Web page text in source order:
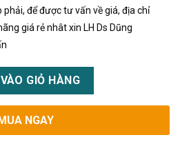
để được tư vấn về giá, địa chỉ
giá rẻ nhât xin LH Ds Dũng
Tác dụng cách dùng giá bán nơi
GIỎ HÀNG
MUA NGAY